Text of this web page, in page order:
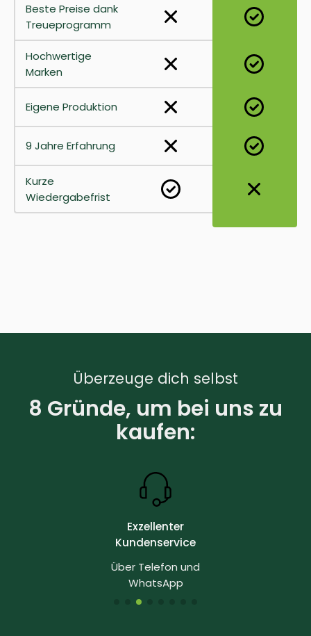
Beste Preise dank
Treueprogramm
Hochwertige
Marken
Eigene Produktion
9 Jahre Erfahrung
Kurze
Wiedergabefrist
Überzeuge dich selbst
8 Gründe, um bei uns zu
kaufen:
Exzellenter
Kundenservice
Über Telefon und
WhatsApp